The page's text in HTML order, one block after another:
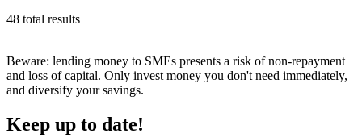
48 total results
Beware: lending money to SMEs presents a risk of non-repayment
and loss of capital. Only invest money you don't need immediately,
and diversify your savings.
Keep up to date!